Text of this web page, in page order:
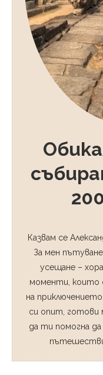
Казвам се
За мен
усещане –
моменти, които
на
си опит, готови
да ти помогна